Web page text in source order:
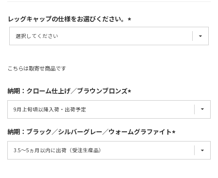
レッグキャップの仕様をお選びください。
こちらは取寄せ商品です
納期：クローム仕上げ／ブラウンブロンズ
納期：ブラック／シルバーグレー／ウォームグラファイト